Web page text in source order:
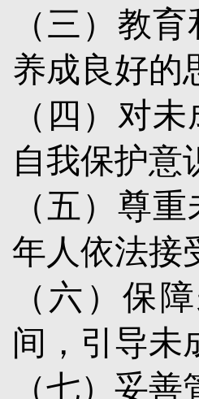
（三）教
养成良好的
（四）对
自我保护意
（五）尊
年人依法接
（六）保
间，引导未
（七）妥